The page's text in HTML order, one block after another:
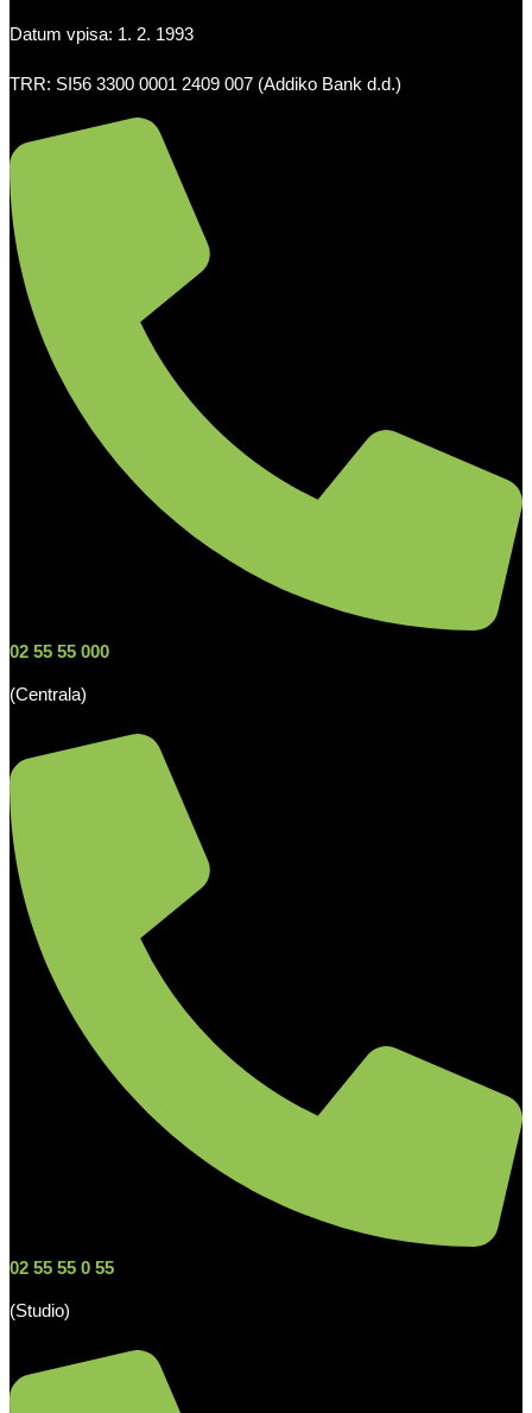
Datum vpisa: 1. 2. 1993
TRR: SI56 3300 0001 2409 007 (Addiko Bank d.d.)
02 55 55 000
(Centrala)
02 55 55 0 55
(Studio)